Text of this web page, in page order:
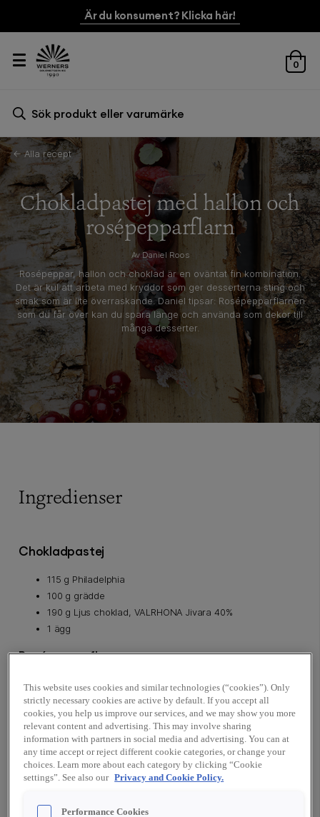
Är du konsument? Klicka här!
0
Sök
← Alla recept
Chokladpastej med hallon och
rosépepparflarn
Av Daniel Roos
Rosépeppar, hallon och choklad är en oväntat fin kombination.
Det är kul att arbeta med kryddor som ger desserterna sting och
smak som är lite överraskande. Daniel tipsar: Rosépepparflarnen
som du får över kan du spara länge och använda som dekor till
många desserter.
Ingredienser
Chokladpastej
115 g Philadelphia
100 g grädde
190 g Ljus choklad, VALRHONA Jivara 40%
1 ägg
Rosépepparflarn
160 g socker
100 g glykos
20 g rosépeppar
Hallonkräm
250 g hallon (färska eller frysta)
100 g vatten
This website uses cookies and similar technologies (“cookies”). Only
strictly necessary cookies are active by default. If you accept all
cookies, you help us improve our services, and we may show you more
relevant content and advertising. This may involve sharing
information with partners in social media and advertising. You can at
any time accept or reject different cookie categories, or change your
choices. Learn more about each category by clicking “Cookie
settings”. See also our Privacy and Cookie Policy.
Performance Cookies